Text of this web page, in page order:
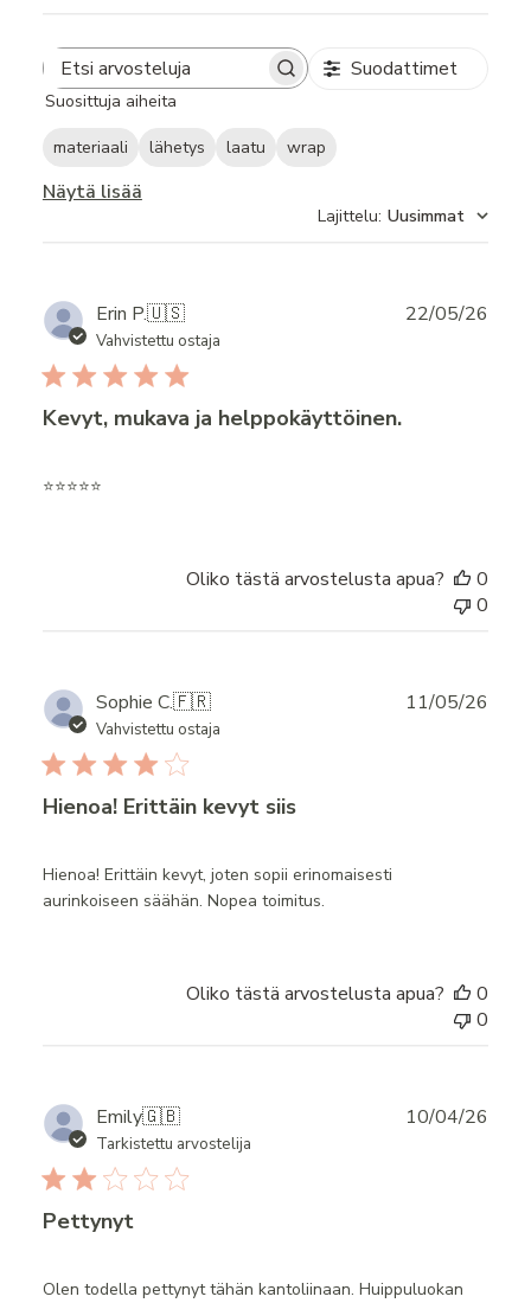
Search
reviews
Suodattimet
Suosittuja aiheita
materiaali lähetys laatu wrap
Näytä lisää
Lajittelu: Uusimmat
Erin P.🇺🇸
Vahvistettu ostaja
Kevyt, mukava ja helppokäyttöinen.
⭐️⭐️⭐️⭐️⭐️
22/05/26
Oliko tästä arvostelusta apua?
0
0
Sophie C.🇫🇷
Vahvistettu ostaja
Hienoa! Erittäin kevyt siis
Hienoa! Erittäin kevyt, joten sopii erinomaisesti
aurinkoiseen säähän. Nopea toimitus.
11/05/26
Oliko tästä arvostelusta apua?
0
0
Emily🇬🇧
Tarkistettu arvostelija
Pettynyt
Olen todella pettynyt tähän kantoliinaan. Huippuluokan
10/04/26